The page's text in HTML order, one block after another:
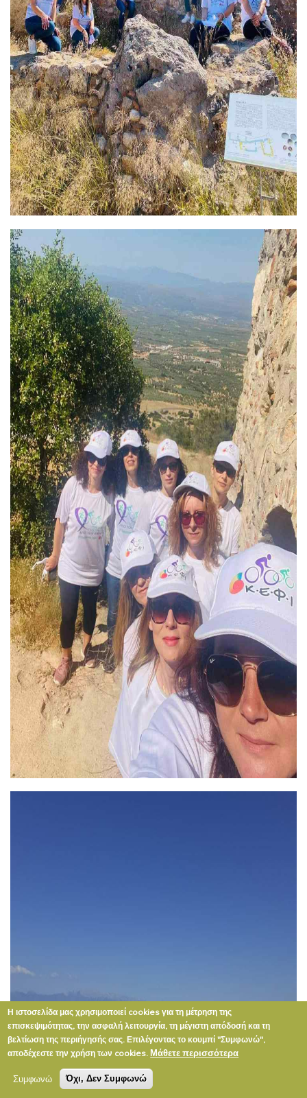
Η ιστοσελίδα μας χρησιμοποιεί cookies για τη μέτρηση της
επισκεψιμότητας, την ασφαλή λειτουργία, τη μέγιστη απόδοσή και τη
βελτίωση της περιήγησής σας. Επιλέγοντας το κουμπί "Συμφωνώ",
αποδέχεστε την χρήση των cookies. Μάθετε περισσότερα
Συμφωνώ Όχι, Δεν Συμφωνώ